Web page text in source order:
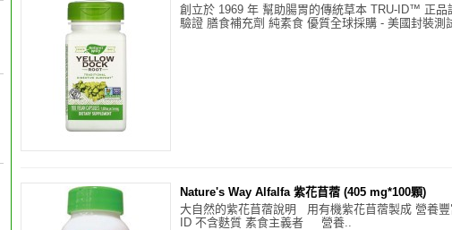
創立於 1969 年 幫助腸胃的傳統草本 TRU-ID™ 正品
驗證 膳食補充劑 純素食 優質全球採購 - 美國封裝測
Nature's Way Alfalfa 紫花苜蓿 (405 mg*100顆)
大自然的紫花苜蓿說明 用有機紫花苜蓿製成 營養豐
ID 不含麩質 素食主義者 營養..